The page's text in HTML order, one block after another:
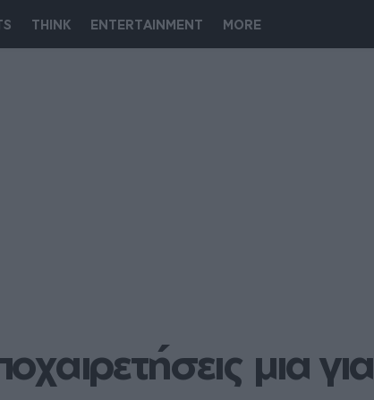
THINK ENTERTAINMENT MORE
μια για